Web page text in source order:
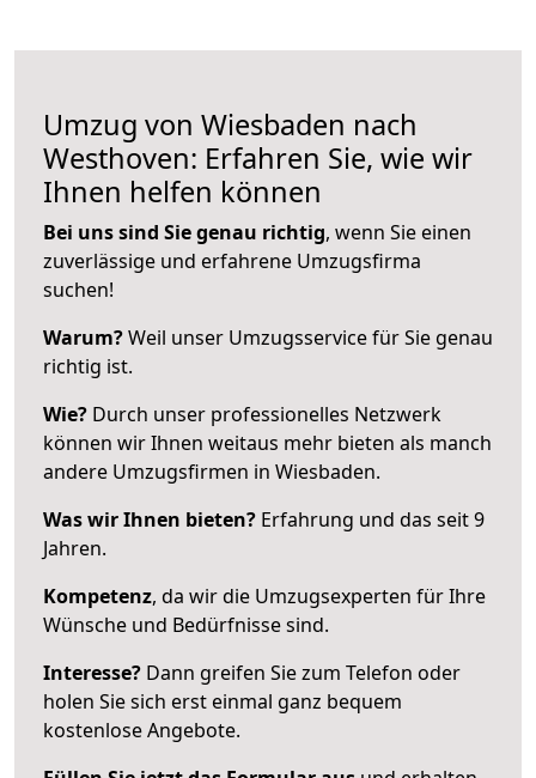
Umzug von Wiesbaden nach
Westhoven: Erfahren Sie, wie wir
Ihnen helfen können
Bei uns sind Sie genau richtig, wenn Sie einen
zuverlässige und erfahrene Umzugsfirma
suchen!
Warum?Weil unser Umzugsservice für Sie genau
richtig ist.
Wie? Durch unser professionelles Netzwerk
können wir Ihnen weitaus mehr bieten als manch
andere Umzugsfirmen in Wiesbaden.
Was wir Ihnen bieten? Erfahrung und das seit 9
Jahren.
Kompetenz, da wir die Umzugsexperten für Ihre
Wünsche und Bedürfnisse sind.
Interesse? Dann greifen Sie zum Telefon oder
holen Sie sich erst einmal ganz bequem
kostenlose Angebote.